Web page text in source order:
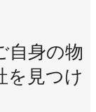
自身の物
を見つけ